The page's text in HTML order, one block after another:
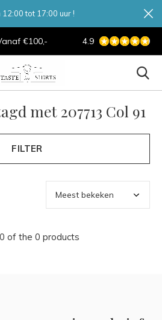
€100,- 7 Dagen Per
4.9
tot 17:00 uur !
met 207713 Col 91
FILTER
of the 0 products